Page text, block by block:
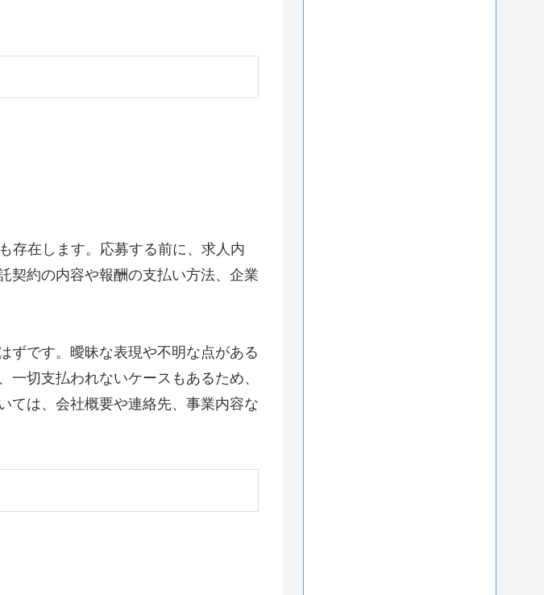
存在します。応募する前に、求人内
契約の内容や報酬の支払い方法、企業
ずです。曖昧な表現や不明な点がある
切支払われないケースもあるため、
ては、会社概要や連絡先、事業内容な